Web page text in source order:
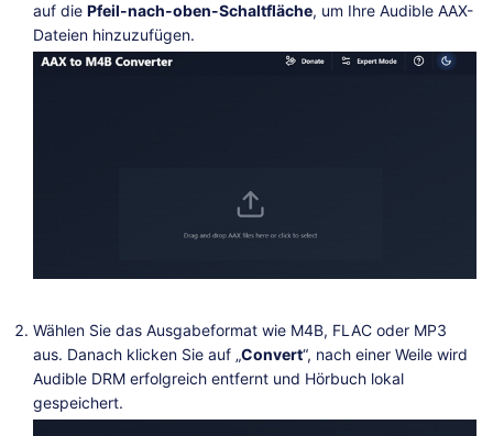
auf die Pfeil-nach-oben-Schaltfläche, um Ihre Audible AAX-
Dateien hinzuzufügen.
Wählen Sie das Ausgabeformat wie M4B, FLAC oder MP3
aus. Danach klicken Sie auf „Convert“, nach einer Weile wird
Audible DRM erfolgreich entfernt und Hörbuch lokal
gespeichert.